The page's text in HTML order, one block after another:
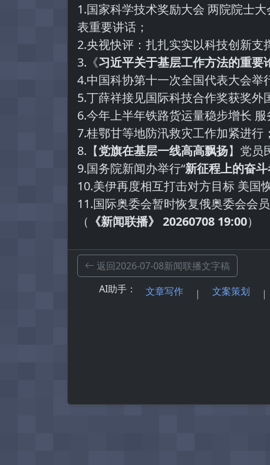
1.国家科学技术奖励大会 两院院士
表重要讲话；
2.央视快评：扎扎实实以科技创新支
3.《习近平关于基层工作方法的重要
4.中国科协第十一次全国代表大会举
5.丁薛祥接见国际科技合作奖获奖外
6.今年上半年铁路货运量稳步增长 服
7.桂鄂甘等地防汛救灾工作加紧进行；
8.【党旗在基层一线高高飘扬】党员
9.国务院新闻办举行“新征程上的奋
10.美伊再度相互打击对方目标 美国
11.国际奥委会暂时恢复俄奥委会会员
（ 《新闻联播》 20260708 19:00）
返回2026-07-08新闻联播文字稿
AI助手：
文章写作 | 文案策划 |